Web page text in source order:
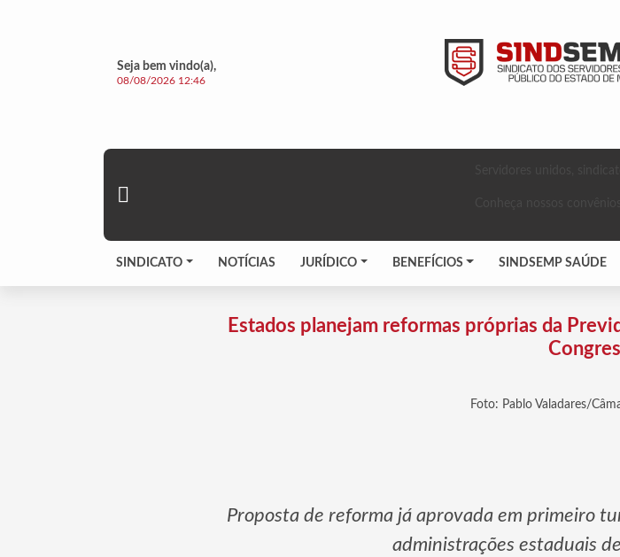
Seja bem vindo(a),
08/08/2026 12:46
SINDICATO NOTÍCIAS JURÍDICO BENEFÍCIOS SINDSEMP SAÚDE
Estados planejam reformas próprias da
Foto: Pablo Valadares/
Proposta de reforma já aprovada em primeiro
administrações estaduais